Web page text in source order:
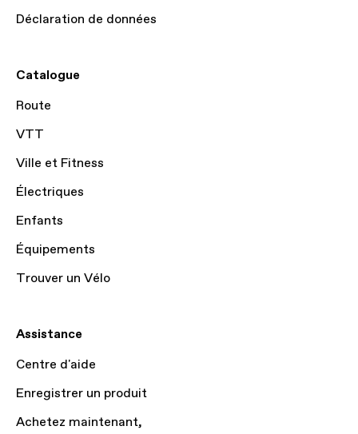
Déclaration de données
Catalogue
Route
VTT
Ville et Fitness
Électriques
Enfants
Équipements
Trouver un Vélo
Assistance
Centre d'aide
Enregistrer un produit
Achetez maintenant,